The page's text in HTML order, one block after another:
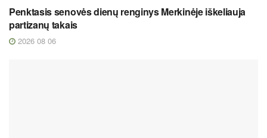
Penktasis senovės dienų renginys Merkinėje iškeliauja
partizanų takais
2026 08 06